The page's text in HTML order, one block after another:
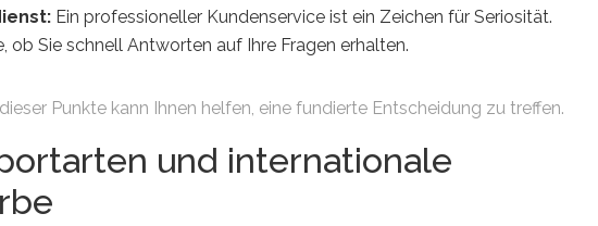
Ein professioneller Kundenservice ist ein Zeichen für Seriosität.
ob Sie schnell Antworten auf Ihre Fragen erhalten.
Punkte kann Ihnen helfen, eine fundierte Entscheidung zu treffen.
und internationale